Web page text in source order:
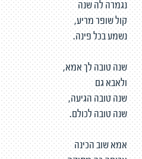
נגמרה לה שנה
קול שופר מריע,
נשמע בכל פינה.
שנה טובה לך אמא,
ולאבא גם
שנה טובה הגיעה,
שנה טובה לכולם.
אמא שוב הכינה